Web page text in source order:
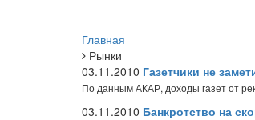
Главная
Рынки
03.11.2010 Газетчики не
По данным АКАР, доходы газет от
03.11.2010 Банкротство на